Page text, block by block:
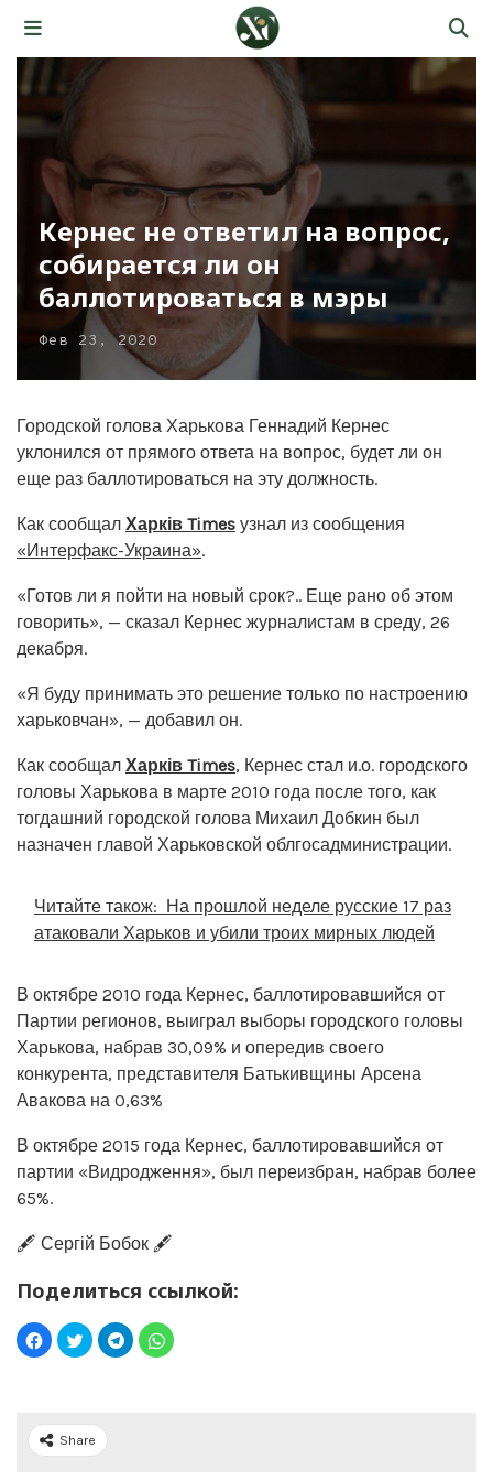
Кернес не ответил на вопрос,
собирается ли он
баллотироваться в мэры
Фев 23, 2020
Городской голова Харькова Геннадий Кернес
уклонился от прямого ответа на вопрос, будет ли он
еще раз баллотироваться на эту должность.
Как сообщал Харків Times узнал из сообщения
«Интерфакс-Украина».
«Готов ли я пойти на новый срок?.. Еще рано об этом
говорить», — сказал Кернес журналистам в среду, 26
декабря.
«Я буду принимать это решение только по настроению
харьковчан», — добавил он.
Как сообщал Харків Times, Кернес стал и.о. городского
головы Харькова в марте 2010 года после того, как
тогдашний городской голова Михаил Добкин был
назначен главой Харьковской облгосадминистрации.
Читайте також: На прошлой неделе русские 17 раз
атаковали Харьков и убили троих мирных людей
В октябре 2010 года Кернес, баллотировавшийся от
Партии регионов, выиграл выборы городского головы
Харькова, набрав 30,09% и опередив своего
конкурента, представителя Батькивщины Арсена
Авакова на 0,63%
В октябре 2015 года Кернес, баллотировавшийся от
партии «Видродження», был переизбран, набрав более
65%.
🖋️ Сергій Бобок 🖋️
Поделиться ссылкой:
Share